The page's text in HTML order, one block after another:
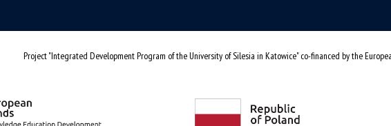
Project "Integrated Development Program of the University of Silesia in Katowice" co-financed by the